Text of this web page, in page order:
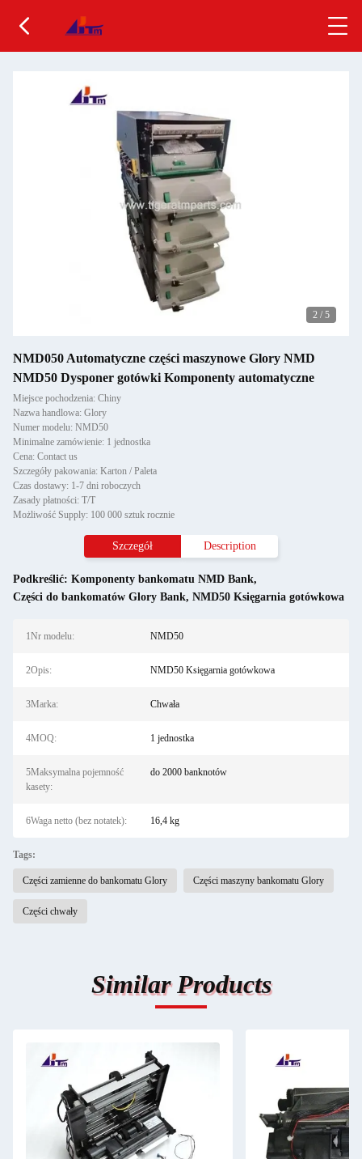
2 / 5
NMD050 Automatyczne części maszynowe Glory NMD
NMD50 Dysponer gotówki Komponenty automatyczne
Miejsce pochodzenia: Chiny
Nazwa handlowa: Glory
Numer modelu: NMD50
Minimalne zamówienie: 1 jednostka
Cena: Contact us
Szczegóły pakowania: Karton / Paleta
Czas dostawy: 1-7 dni roboczych
Zasady płatności: T/T
Możliwość Supply: 100 000 sztuk rocznie
Szczegół Description
Podkreślić: Komponenty bankomatu NMD Bank,
Części do bankomatów Glory Bank, NMD50 Księgarnia gotówkowa
1Nr modelu: NMD50
2Opis: NMD50 Księgarnia gotówkowa
3Marka: Chwała
4MOQ: 1 jednostka
5Maksymalna pojemność
kasety:
do 2000 banknotów
6Waga netto (bez notatek): 16,4 kg
Tags:
Części zamienne do bankomatu Glory Części maszyny bankomatu Glory
Części chwały
Similar Products